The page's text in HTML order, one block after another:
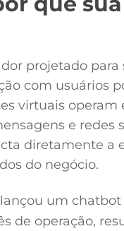
projetado para
com usuários
virtuais operam
e redes
diretamente a
do negócio.
lançou um
de operação,